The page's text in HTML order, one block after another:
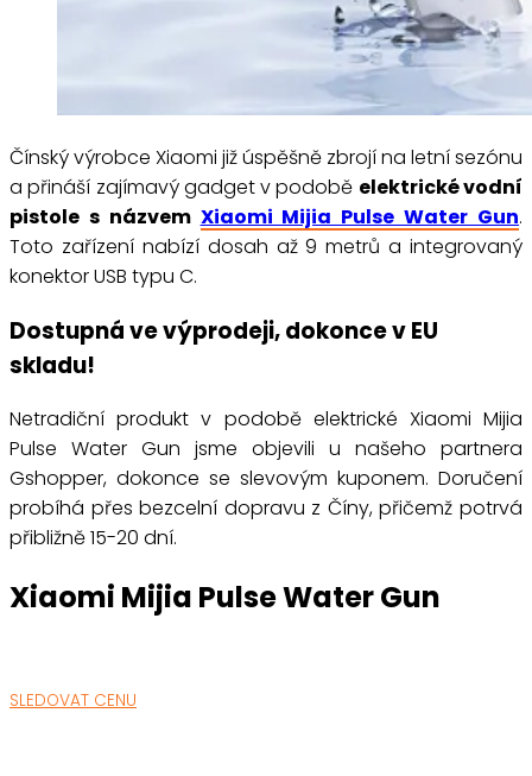
Čínský výrobce Xiaomi již úspěšně zbrojí na letní sezónu
a přináší zajímavý gadget v podobě elektrické vodní
pistole s názvem Xiaomi Mijia Pulse Water Gun.
Toto zařízení nabízí dosah až 9 metrů a integrovaný
konektor USB typu C.
Dostupná ve výprodeji, dokonce v EU
skladu!
Netradiční produkt v podobě elektrické Xiaomi Mijia
Pulse Water Gun jsme objevili u našeho partnera
Gshopper, dokonce se slevovým kuponem. Doručení
probíhá přes bezcelní dopravu z Číny, přičemž potrvá
přibližně 15-20 dní.
Xiaomi Mijia Pulse Water Gun
SLEDOVAT CENU